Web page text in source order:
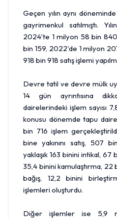
Geçen yılın aynı
gayrimenkul satılmıştı.
2024'te 1 milyon 58 bin
bin 159, 2022'de 1 milyon
918 bin 918 satış işlemi
Devre tatil ve devre mülk
14 gün ayrıntısına
dairelerindeki işlem sayısı
konusu dönemde tapu
bin 716 işlem
bine yakınını satış, 507
yaklaşık 163 binini intikal, 67
35,4 binini kamulaştırma, 22
bağış, 12,2 binini
işlemleri oluşturdu.
Diğer işlemler ise 5,9